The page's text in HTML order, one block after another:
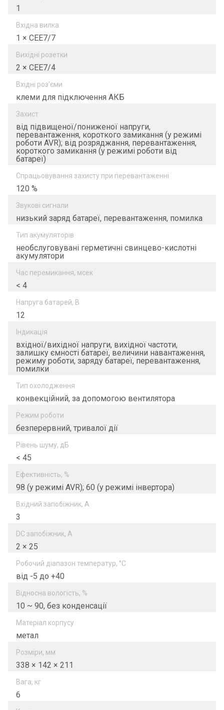
1
Вхідна вилка
1 × СЕЕ7/7
Вихідні розетки
2 × СЕЕ7/4
Вхідні роз'єми
клеми для підключення АКБ
Захист
від підвищеної/пониженої напруги,
перевантаження, короткого замикання (у режимі
роботи AVR); від розряджання, перевантаження,
короткого замикання (у режимі роботи від
батареї)
Спрацьовування захисту при перевантаженні
120 %
Звукові сигнали
низький заряд батареї, перевантаження, помилка
Тип акумуляторів
необслуговувані герметичні свинцево-кислотні
акумулятори
Час перемикання, мсек
< 4
Напруга батарей, В
12
Індикація
вхідної/вихідної напруги, вихідної частоти,
залишку ємності батареї, величини навантаження,
режиму роботи, заряду батареї, перевантаження,
помилки
Тип охолодження
конвекційний, за допомогою вентилятора
Режим роботи
безперервний, тривалої дії
Рівень шуму, дБ
< 45
Ефективність, %
98 (у режимі AVR); 60 (у режимі інвертора)
Вхідний запобіжник, А
3
DC запобіжник, А
2 × 25
Робочий діапазон температур, °C
від -5 до +40
Відносна вологість, %
10 ~ 90, без конденсації
Матеріал корпусу
метал
Розміри, мм
338 × 142 × 211
Вага, кг
6